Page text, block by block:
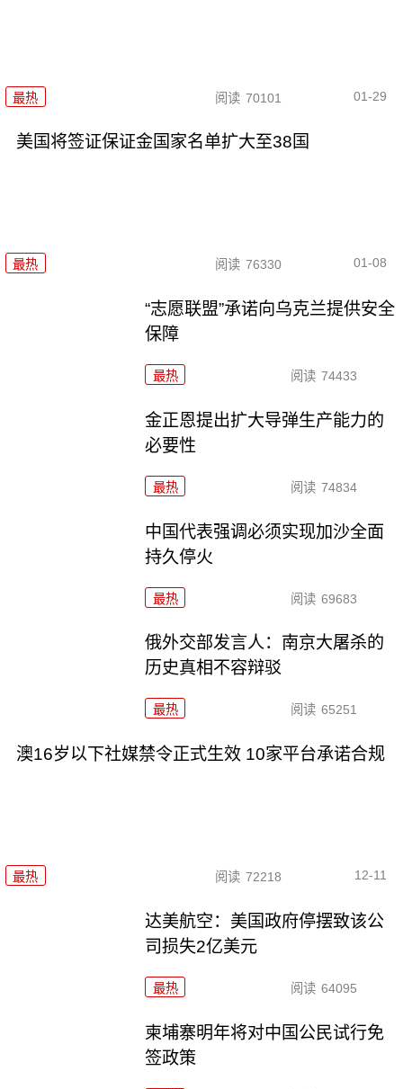
最热 阅读 70101 01-29
美国将签证保证金国家名单扩大至38国
最热 阅读 76330 01-08
“志愿联盟”承诺向乌克兰提供安全
保障
最热 阅读 74433
金正恩提出扩大导弹生产能力的
必要性
最热 阅读 74834
中国代表强调必须实现加沙全面
持久停火
最热 阅读 69683
俄外交部发言人：南京大屠杀的
历史真相不容辩驳
最热 阅读 65251
澳16岁以下社媒禁令正式生效 10家平台承诺合规
最热 阅读 72218 12-11
达美航空：美国政府停摆致该公
司损失2亿美元
最热 阅读 64095
柬埔寨明年将对中国公民试行免
签政策